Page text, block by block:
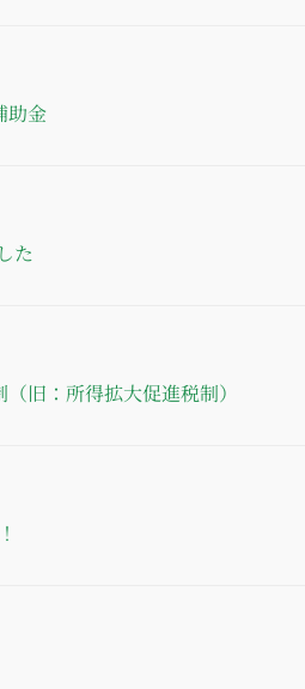
助金
た
旧：所得拡大促進税制）